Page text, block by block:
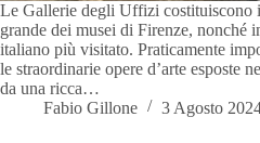
Le Gallerie degli Uffizi costituiscono
grande dei musei di Firenze, nonché
italiano più visitato. Praticamente
le straordinarie opere d’arte esposte
da una ricca…
Fabio Gillone
3 Agosto